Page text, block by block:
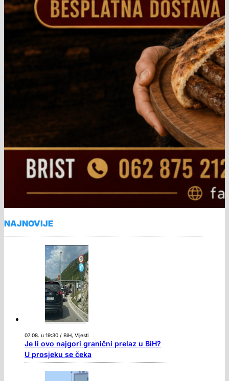
NAJNOVIJE
07.08. u 19:30 / BiH, Vijesti
Je li ovo najgori granični prelaz u BiH?
U prosjeku se čeka